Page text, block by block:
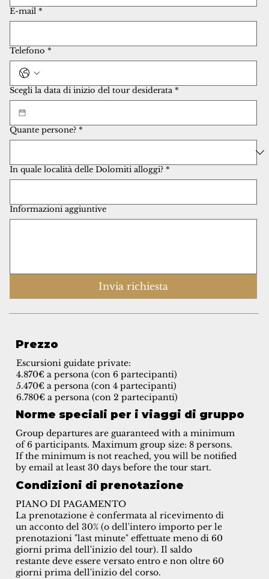
E-mail *
Telefono *
Scegli la data di inizio del tour desiderata *
Quante persone? *
In quale località delle Dolomiti alloggi? *
Informazioni aggiuntive
Invia richiesta
Prezzo
Escursioni guidate private:
4.870€ a persona (con 6 partecipanti)
5.470€ a persona (con 4 partecipanti)
6.780€ a persona (con 2 partecipanti)
Norme speciali per i viaggi di gruppo
Group departures are guaranteed with a minimum
of 6 participants. Maximum group size: 8 persons.
If the minimum is not reached, you will be notified
by email at least 30 days before the tour start.
Condizioni di prenotazione
PIANO DI PAGAMENTO
La prenotazione è confermata al ricevimento di
un acconto del 30% (o dell'intero importo per le
prenotazioni "last minute" effettuate meno di 60
giorni prima dell'inizio del tour). Il saldo
restante deve essere versato entro e non oltre 60
giorni prima dell'inizio del corso.